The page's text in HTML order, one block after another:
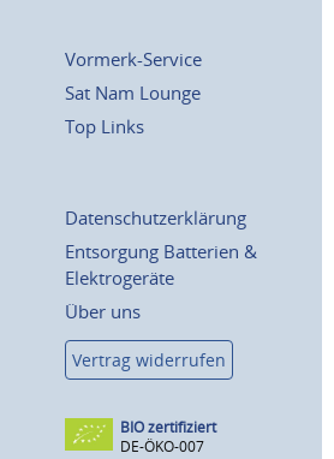
Vormerk-Service
Sat Nam Lounge
Top Links
Datenschutzerklärung
Entsorgung Batterien &
Elektrogeräte
Über uns
Vertrag widerrufen
BIO zertifiziert
DE-ÖKO-007